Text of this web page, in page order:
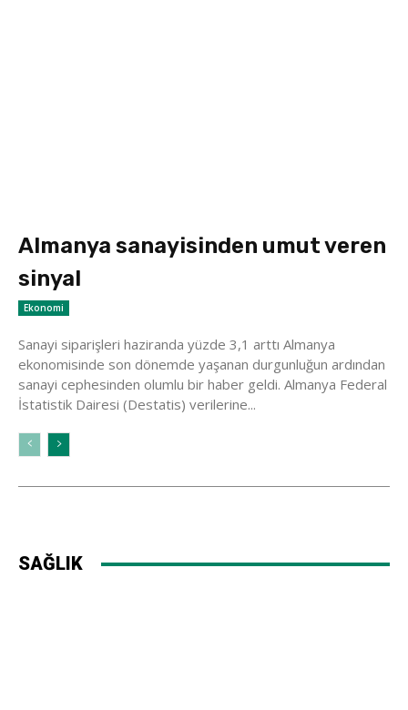
Almanya sanayisinden umut veren
sinyal
Ekonomi
Sanayi siparişleri haziranda yüzde 3,1 arttı Almanya
ekonomisinde son dönemde yaşanan durgunluğun ardından
sanayi cephesinden olumlu bir haber geldi. Almanya Federal
İstatistik Dairesi (Destatis) verilerine...
SAĞLIK